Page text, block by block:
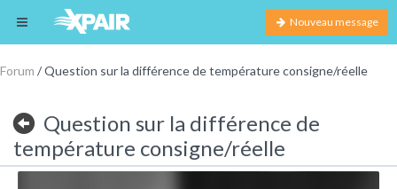
Nouveau message
Forum / Question sur la différence de température consigne/réelle
Question sur la différence de
température consigne/réelle